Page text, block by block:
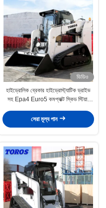
ভিডিও
হাইড্রোলিক ব্রেকার হাইড্রোস্ট্যাটিক ড্রাইভ
সহ Epa4 Euro5 কমপ্যাক্ট স্কিড স্টিয়ার
সেরা মূল্য পান